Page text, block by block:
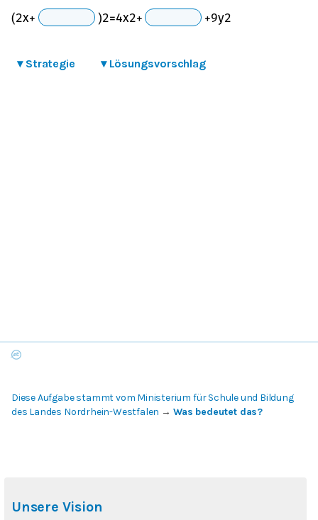
(2x+ )2=4x2+ +9y2
▾ Strategie ▾ Lösungsvorschlag
Diese Aufgabe stammt vom Ministerium für Schule und Bildung
des Landes Nordrhein-Westfalen → Was bedeutet das?
Unsere Vision